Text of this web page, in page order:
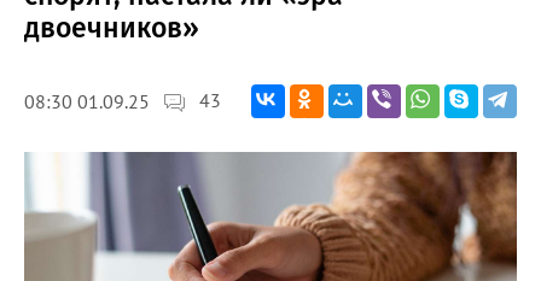
двоечников»
08:30 01.09.25 43